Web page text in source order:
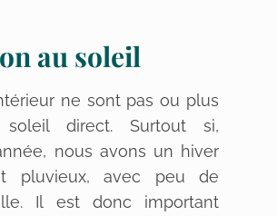
au soleil
ne sont pas ou plus
soleil direct. Surtout si,
nous avons un hiver
pluvieux, avec peu de
Il est donc important